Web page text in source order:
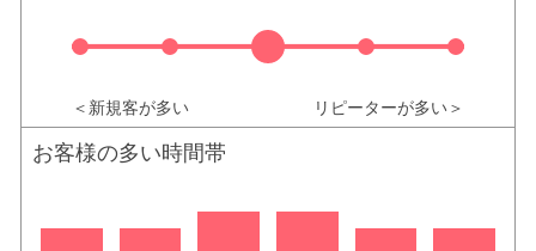
＜新規客が多い リピーターが多い＞
お客様の多い時間帯